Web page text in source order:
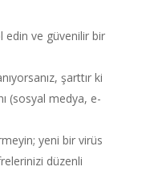
edin ve güvenilir bir
şarttır ki
(sosyal medya, e-
yeni bir virüs
düzenli